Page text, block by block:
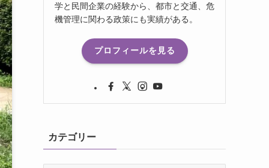
学と民間企業の経験から、都市と交通、危
機管理に関わる政策にも実績がある。
プロフィールを見る
カテゴリー